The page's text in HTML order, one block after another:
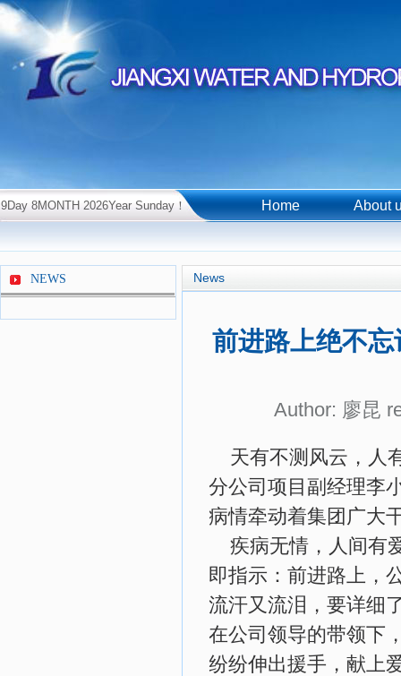
9Day 8MONTH 2026Year Sunday！ Home About
NEWS News
前进路上绝不
Author: 廖昆
天有不测风云，人
分公司项目副经理李
病情牵动着集团广大
疾病无情，人间有
即指示：前进路上，
流汗又流泪，要详细
在公司领导的带领下
纷纷伸出援手，献上